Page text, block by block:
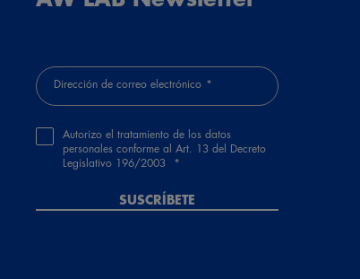
Dirección de correo electrónico
Autorizo el tratamiento de los datos
personales conforme al Art. 13 del Decreto
Legislativo 196/2003
SUSCRÍBETE